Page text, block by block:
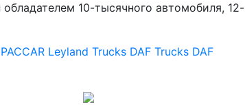
10-тысячного автомобиля, 12-
PACCAR Leyland Trucks DAF Trucks DAF